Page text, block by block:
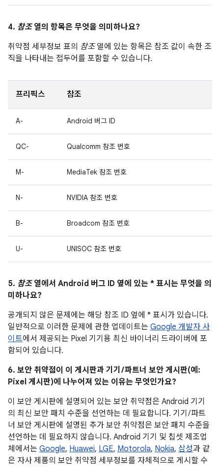
4. 참조열의 항목은 무엇을 의미하나요?
취약점 세부정보 표의 참조열에 있는 항목은 참조 값이 속한 조
직을 나타내는 접두어를 포함할 수 있습니다.
프리픽스 참조
A- Android 버그 ID
QC- Qualcomm 참조 번호
M- MediaTek 참조 번호
N- NVIDIA 참조 번호
B- Broadcom 참조 번호
U- UNISOC 참조 번호
5. 참조열에서 Android 버그 ID 옆에 있는 * 표시는 무엇을 의
미하나요?
공개되지 않은 문제에는 해당 참조 ID 옆에 * 표시가 있습니다.
일반적으로 이러한 문제에 관한 업데이트는 Google 개발자 사
이트에서 제공되는 Pixel 기기용 최신 바이너리 드라이버에 포
함되어 있습니다.
6. 보안 취약점이 이 게시판과 기기 / 파트너 보안 게시판(예:
Pixel 게시판)에 나누어져 있는 이유는 무엇인가요?
이 보안 게시판에 설명되어 있는 보안 취약점은 Android 기기
의 최신 보안 패치 수준을 선언하는 데 필요합니다. 기기 / 파트
너 보안 게시판에 설명된 추가 보안 취약점은 보안 패치 수준을
선언하는 데 필요하지 않습니다. Android 기기 및 칩셋 제조업
체에서는 Google, Huawei, LGE, Motorola, Nokia, 삼성과 같
은 자사 제품의 보안 취약점 세부정보를 자체적으로 게시할 수